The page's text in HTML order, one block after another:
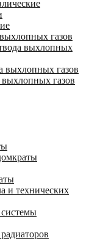
газов
выхлопных
выхлопных газов
газов
и технических